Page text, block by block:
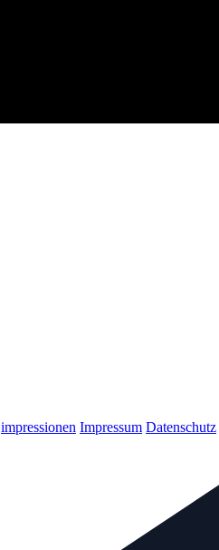
impressionen Impressum Datenschutz